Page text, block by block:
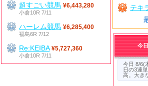
超すごい競馬 ¥6,443,280
小倉10R 7/11
ハーレム競馬 ¥6,285,400
福島6R 7/12
Re:KEIBA ¥5,727,360
小倉10R 7/11
テキ
今
今日 8/6(
日の3連
高。大き